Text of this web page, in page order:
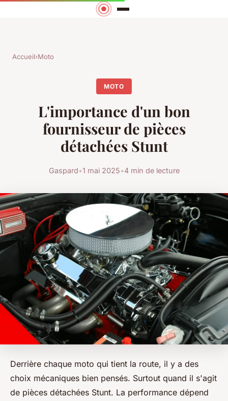
Accueil›Moto
MOTO
L'importance d'un bon
fournisseur de pièces
détachées Stunt
Gaspard•1 mai 2025•4 min de lecture
Derrière chaque moto qui tient la route, il y a des
choix mécaniques bien pensés. Surtout quand il s'agit
de pièces détachées Stunt. La performance dépend